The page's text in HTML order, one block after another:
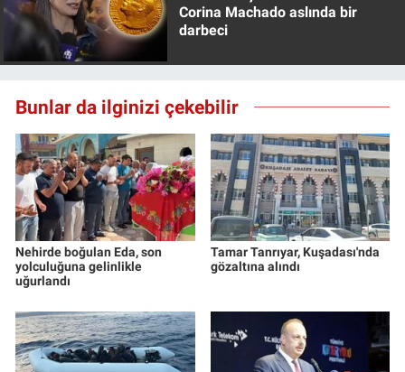
Corina Machado aslında bir
darbeci
Bunlar da ilginizi çekebilir
Nehirde boğulan Eda, son
yolculuğuna gelinlikle
uğurlandı
Tamar Tanrıyar, Kuşadası'nda
gözaltına alındı